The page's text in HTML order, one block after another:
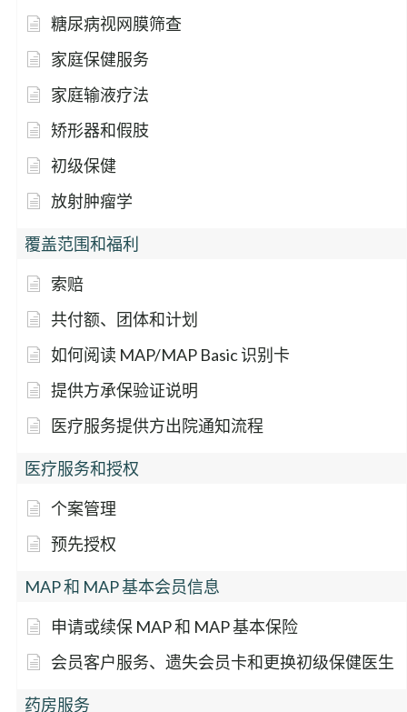
糖尿病视网膜筛查
家庭保健服务
家庭输液疗法
矫形器和假肢
初级保健
放射肿瘤学
覆盖范围和福利
索赔
共付额、团体和计划
如何阅读 MAP/MAP Basic 识别卡
提供方承保验证说明
医疗服务提供方出院通知流程
医疗服务和授权
个案管理
预先授权
MAP 和 MAP 基本会员信息
申请或续保 MAP 和 MAP 基本保险
会员客户服务、遗失会员卡和更换初级保健医生
药房服务